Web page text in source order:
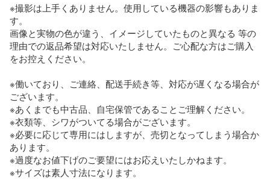
※撮影は上手くありません。使用している機器の影響もありま
す。
画像と実物の色が違う、イメージしていたものと異なる 等の
理由での返品希望は対応いたしません。ご心配な方はご購入
をお控えください。
※働いており、ご連絡、配送手続き等、対応が遅くなる場合が
ございます。
※あくまでも中古品、自宅保管であることご理解ください。
※衣類等、シワがついてる場合がございます。
※必要に応じて専用にはしますが、売切となってしまう場合か
あります。
※過度なお値下げのご要望にはお応えいたしかねます。
※サイズは素人寸法になります。